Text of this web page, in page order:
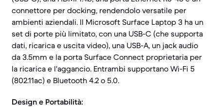
connettore per docking, rendendolo versatile per
ambienti aziendali. Il Microsoft Surface Laptop 3 ha un
set di porte più limitato, con una USB-C (che supporta
dati, ricarica e uscita video), una USB-A, un jack audio
da 3.5mm e la porta Surface Connect proprietaria per
la ricarica e l'aggancio. Entrambi supportano Wi-Fi 5
(802.11ac) e Bluetooth 4.2 o 5.0.
Design e Portabilità: